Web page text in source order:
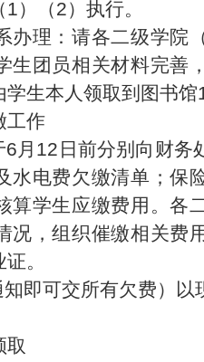
）（2）执行。
办理：请各二级学院
生团员相关材料完善
生本人领取到图书
工作
月12日前分别向财务
水电费欠缴清单；保
算学生应缴费用。各
况，组织催缴相关费
。
即可交所有欠费）以
取